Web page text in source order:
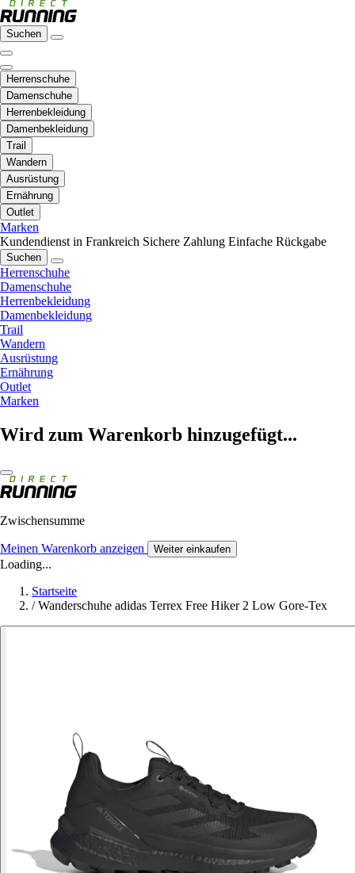
Suchen
Herrenschuhe
Damenschuhe
Herrenbekleidung
Damenbekleidung
Trail
Wandern
Ausrüstung
Ernährung
Outlet
Marken
Kundendienst in Frankreich Sichere Zahlung Einfache Rückgabe
Suchen
Herrenschuhe
Damenschuhe
Herrenbekleidung
Damenbekleidung
Trail
Wandern
Ausrüstung
Ernährung
Outlet
Marken
Wird zum Warenkorb hinzugefügt...
Zwischensumme
Meinen Warenkorb anzeigen Weiter einkaufen
Loading...
Startseite
/ Wanderschuhe adidas Terrex Free Hiker 2 Low Gore-Tex